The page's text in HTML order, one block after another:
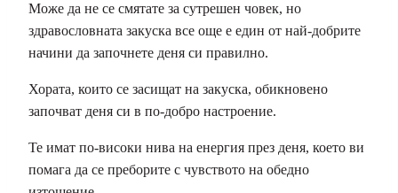
Може да не се смятате за сутрешен човек, но
здравословната закуска все още е един от най-добрите
начини да започнете деня си правилно.
Хората, които се засищат на закуска, обикновено
започват деня си в по-добро настроение.
Те имат по-високи нива на енергия през деня, което ви
помага да се преборите с чувството на обедно